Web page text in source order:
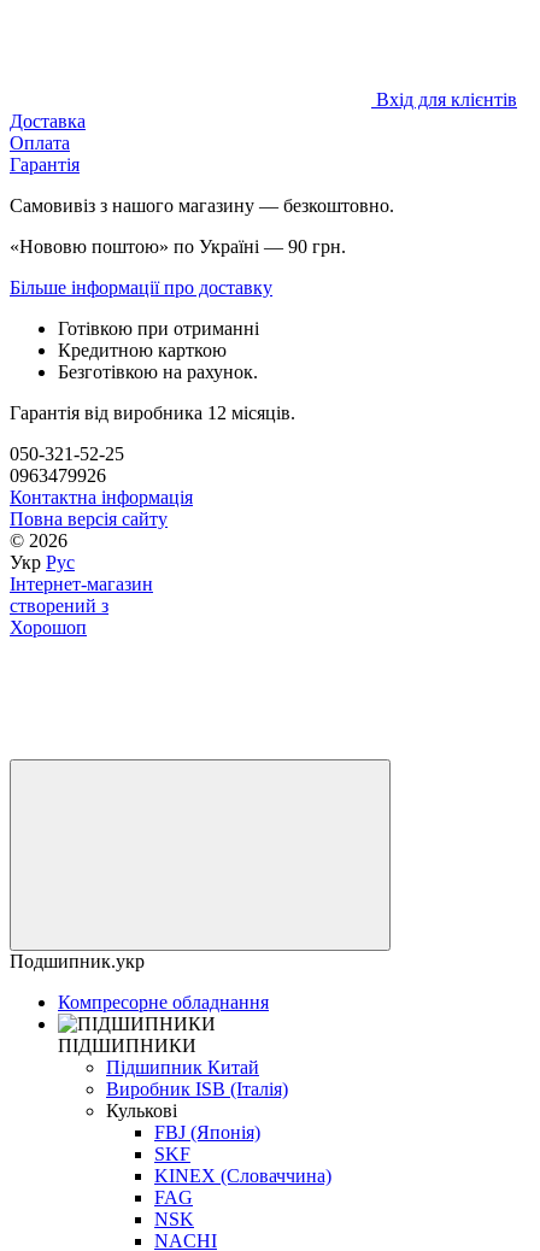
Вхід для клієнтів
Доставка
Оплата
Гарантія
Самовивіз з нашого магазину — безкоштовно.
«Нововю поштою» по Україні — 90 грн.
Більше інформації про доставку
Готівкою при отриманні
Кредитною карткою
Безготівкою на рахунок.
Гарантія від виробника 12 місяців.
050-321-52-25
0963479926
Контактна інформація
Повна версія сайту
© 2026
Укр Рус
Інтернет-магазин
створений з
Хорошоп
Подшипник.укр
Компресорне обладнання
ПІДШИПНИКИ
Підшипник Китай
Виробник ISB (Італія)
Кулькові
FBJ (Японія)
SKF
KINEX (Словаччина)
FAG
NSK
NACHI